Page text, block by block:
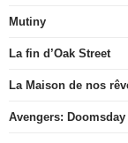
Mutiny
La fin d’Oak Street
La Maison de nos
Avengers: Doomsday